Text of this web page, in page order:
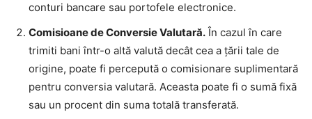
conturi bancare sau portofele electronice.
Comisioane de Conversie Valutară. În cazul în care
trimiti bani într-o altă valută decât cea a țării tale de
origine, poate fi percepută o comisionare suplimentară
pentru conversia valutară. Aceasta poate fi o sumă fixă
sau un procent din suma totală transferată.